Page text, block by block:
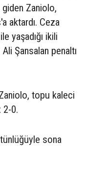
giden Zaniolo,
aktardı. Ceza
yaşadığı ikili
Şansalan penaltı
topu kaleci
2-0.
sona